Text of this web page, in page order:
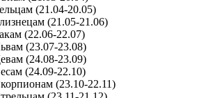
(21.04-20.05)
(21.05-21.06)
(22.06-22.07)
(23.07-23.08)
(24.08-23.09)
(24.09-22.10)
(23.10-22.11)